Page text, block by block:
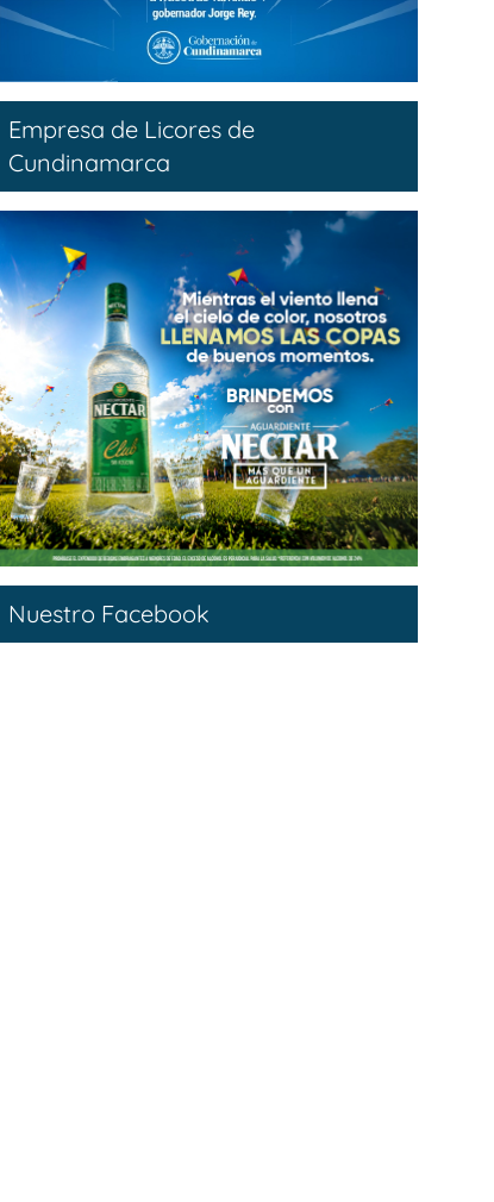
Empresa de Licores de
Cundinamarca
Nuestro Facebook